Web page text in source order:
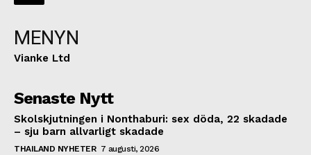
MENYN
Vianke Ltd
Senaste Nytt
Skolskjutningen i Nonthaburi: sex döda, 22 skadade
– sju barn allvarligt skadade
THAILAND NYHETER 7 augusti, 2026